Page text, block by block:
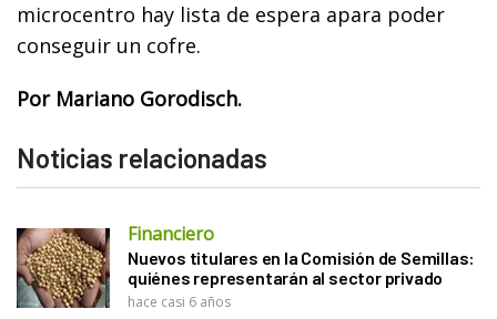
microcentro hay lista de espera apara poder
conseguir un cofre.
Por Mariano Gorodisch.
Noticias relacionadas
Financiero
Nuevos titulares en la Comisión de Semillas:
quiénes representarán al sector privado
hace casi 6 años